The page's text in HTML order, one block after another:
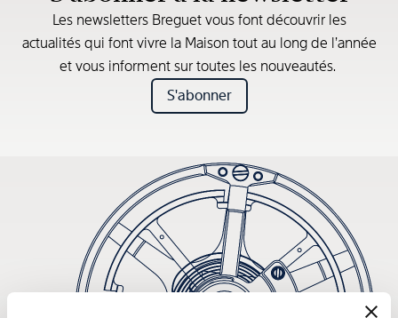
Les newsletters Breguet vous font découvrir les
actualités qui font vivre la Maison tout au long de l’année
et vous informent sur toutes les nouveautés.
S'abonner